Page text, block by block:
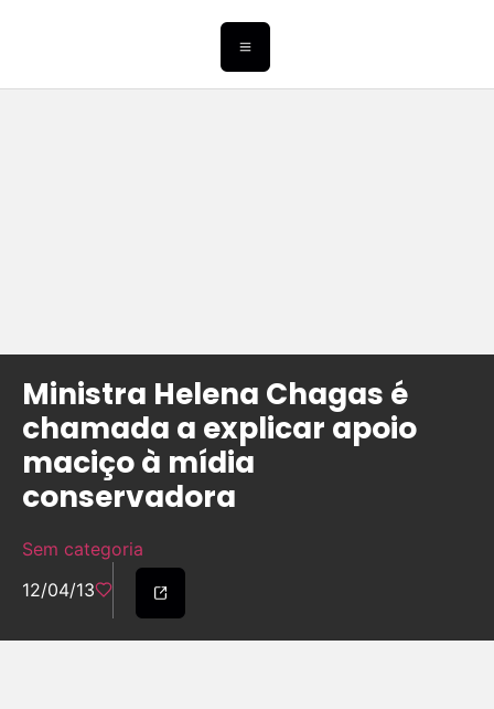
Ministra Helena Chagas é
chamada a explicar apoio
maciço à mídia
conservadora
Sem categoria
12/04/13